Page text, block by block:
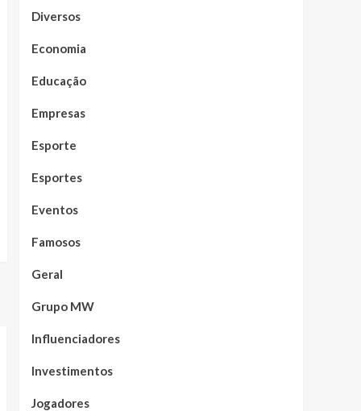
Diversos
Economia
Educação
Empresas
Esporte
Esportes
Eventos
Famosos
Geral
Grupo MW
Influenciadores
Investimentos
Jogadores